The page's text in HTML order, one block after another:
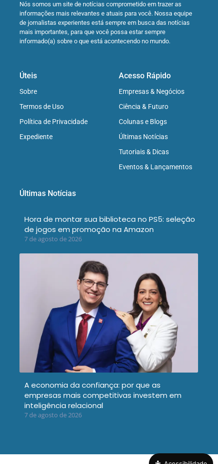
Nós somos um site de notícias comprometido em trazer as
informações mais relevantes e atuais para você. Nossa equipe
de jornalistas experientes está sempre em busca das notícias
mais importantes, para que você possa estar sempre
informado(a) sobre o que está acontecendo no mundo.
Úteis
Sobre
Termos de Uso
Política de Privacidade
Expediente
Acesso Rápido
Empresas & Negócios
Ciência & Futuro
Colunas e Blogs
Últimas Notícias
Tutoriais & Dicas
Eventos & Lançamentos
Últimas Notícias
Hora de montar sua biblioteca no PS5: seleção
de jogos em promoção na Amazon
7 de agosto de 2026
A economia da confiança: por que as
empresas mais competitivas investem em
inteligência relacional
7 de agosto de 2026